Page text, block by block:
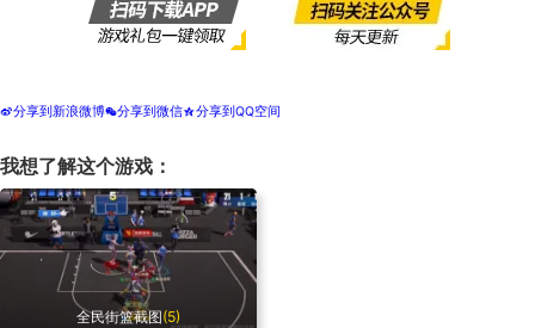
t分享到新浪微博w分享到微信z分享到QQ空间
我想了解这个游戏：
全民街篮截图(5)